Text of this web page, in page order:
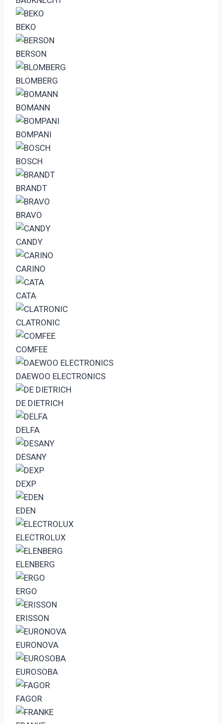
BEKO
BERSON
BLOMBERG
BOMANN
BOMPANI
BOSCH
BRANDT
BRAVO
CANDY
CARINO
CATA
CLATRONIC
COMFEE
DAEWOO ELECTRONICS
DE DIETRICH
DELFA
DESANY
DEXP
EDEN
ELECTROLUX
ELENBERG
ERGO
ERISSON
EURONOVA
EUROSOBA
FAGOR